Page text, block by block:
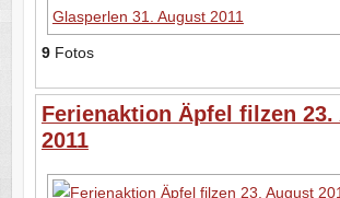
9Fotos
Ferienaktion Äpfel filzen 23.
2011